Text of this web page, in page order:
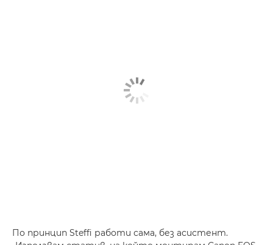
По принцип Steffi работи сама, без асистент.